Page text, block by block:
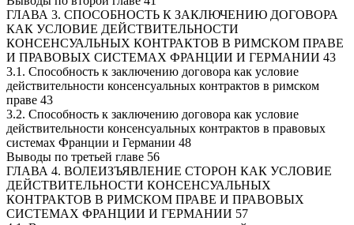
ГЛАВА 3. СПОСОБНОСТЬ К ЗАКЛЮЧЕНИЮ ДОГОВОРА
КАК УСЛОВИЕ ДЕЙСТВИТЕЛЬНОСТИ
КОНСЕНСУАЛЬНЫХ КОНТРАКТОВ В РИМСКОМ ПРАВЕ
И ПРАВОВЫХ СИСТЕМАХ ФРАНЦИИ И ГЕРМАНИИ 43
3.1. Способность к заключению договора как условие
действительности консенсуальных контрактов в римском
праве 43
3.2. Способность к заключению договора как условие
действительности консенсуальных контрактов в правовых
системах Франции и Германии 48
Выводы по третьей главе 56
ГЛАВА 4. ВОЛЕИЗЪЯВЛЕНИЕ СТОРОН КАК УСЛОВИЕ
ДЕЙСТВИТЕЛЬНОСТИ КОНСЕНСУАЛЬНЫХ
КОНТРАКТОВ В РИМСКОМ ПРАВЕ И ПРАВОВЫХ
СИСТЕМАХ ФРАНЦИИ И ГЕРМАНИИ 57